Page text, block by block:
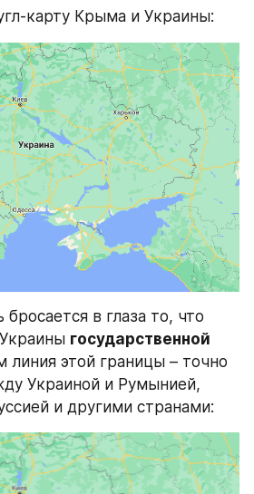
карту Крыма и Украины:
в глаза то, что
государственной
линия этой границы – точно
Украиной и Румынией,
и другими странами: